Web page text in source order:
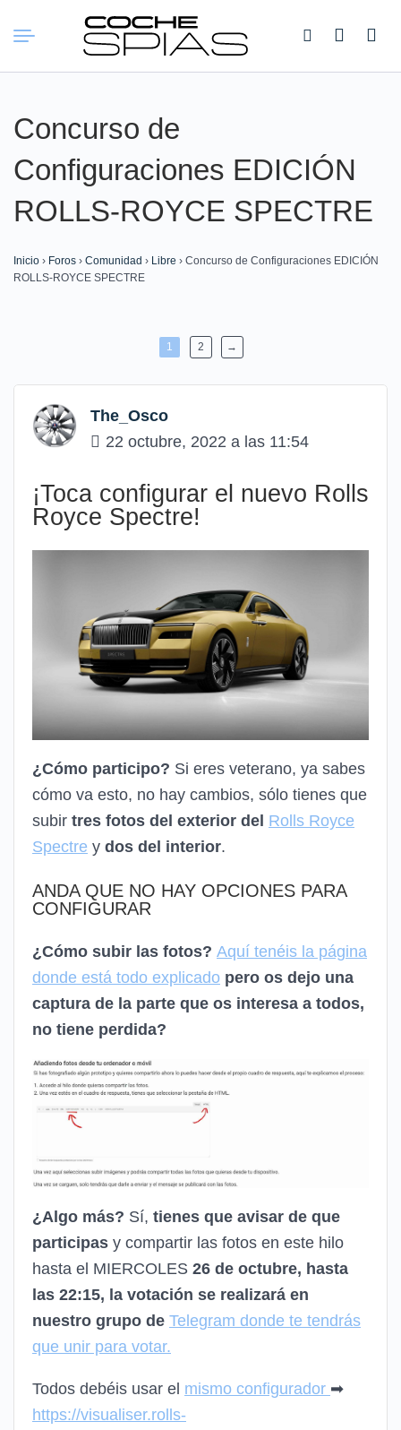
Buscar:
Concurso de
Configuraciones EDICIÓN
ROLLS-ROYCE SPECTRE
Inicio › Foros › Comunidad › Libre › Concurso de Configuraciones EDICIÓN
ROLLS-ROYCE SPECTRE
1 2 →
The_Osco
22 octubre, 2022 a las 11:54
¡Toca configurar el nuevo Rolls
Royce Spectre!
¿Cómo participo? Si eres veterano, ya sabes
cómo va esto, no hay cambios, sólo tienes que
subir tres fotos del exterior del Rolls Royce
Spectre y dos del interior.
ANDA QUE NO HAY OPCIONES PARA
CONFIGURAR
¿Cómo subir las fotos? Aquí tenéis la página
donde está todo explicado pero os dejo una
captura de la parte que os interesa a todos,
no tiene perdida?
¿Algo más? Sí, tienes que avisar de que
participas y compartir las fotos en este hilo
hasta el MIERCOLES 26 de octubre, hasta
las 22:15, la votación se realizará en
nuestro grupo de Telegram donde te tendrás
que unir para votar.
Todos debéis usar el mismo configurador ➡
https://visualiser.rolls-